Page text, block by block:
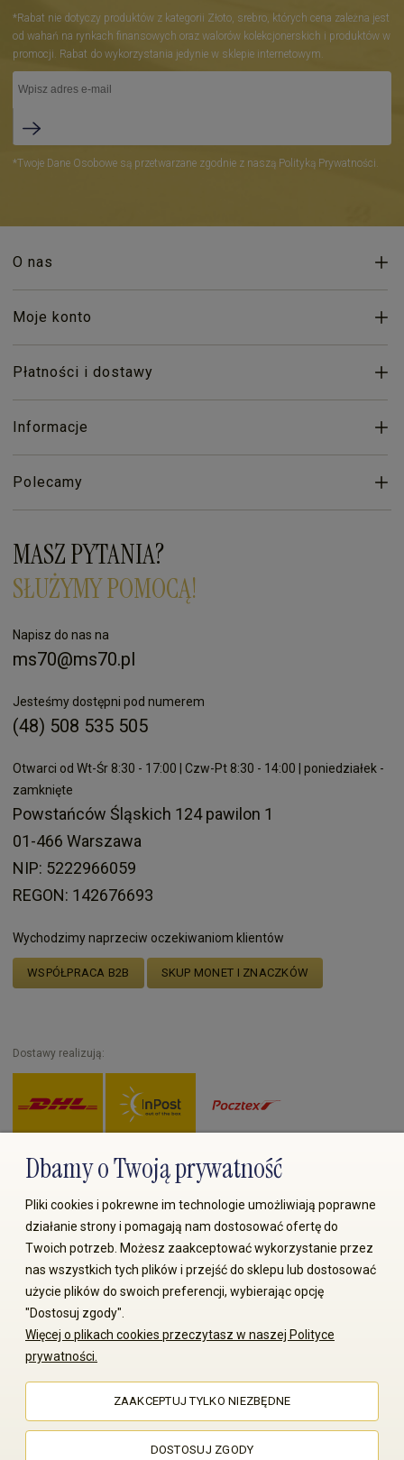
*Rabat nie dotyczy produktów z kategorii Złoto, srebro, których cena zależna jest
od wahań na rynkach finansowych oraz walorów kolekcjonerskich i produktów w
promocji. Rabat do wykorzystania jedynie w sklepie internetowym.
*Twoje Dane Osobowe są przetwarzane zgodnie z naszą Polityką Prywatności.
O nas
Moje konto
Płatności i dostawy
Informacje
Polecamy
MASZ PYTANIA?
SŁUŻYMY POMOCĄ!
Napisz do nas na
ms70@ms70.pl
Jesteśmy dostępni pod numerem
(48) 508 535 505
Otwarci od Wt-Śr 8:30 - 17:00 | Czw-Pt 8:30 - 14:00 | poniedziałek -
zamknięte
Powstańców Śląskich 124 pawilon 1
01-466 Warszawa
NIP: 5222966059
REGON: 142676693
Wychodzimy naprzeciw oczekiwaniom klientów
WSPÓŁPRACA B2B SKUP MONET I ZNACZKÓW
Dostawy realizują:
Zapłać przez:
© 2008-2026 MS70.pl / Ms70 Sp. z o.o. Wszelkie prawa
zastrzeżone. Kopiowanie treści i zdjęć bez zgody właściciela
zabronione
Sklep internetowy Shoper Premium
Dbamy o Twoją prywatność
Pliki cookies i pokrewne im technologie umożliwiają poprawne
działanie strony i pomagają nam dostosować ofertę do
Twoich potrzeb. Możesz zaakceptować wykorzystanie przez
nas wszystkich tych plików i przejść do sklepu lub dostosować
użycie plików do swoich preferencji, wybierając opcję
"Dostosuj zgody".
Więcej o plikach cookies przeczytasz w naszej Polityce
prywatności.
ZAAKCEPTUJ TYLKO NIEZBĘDNE
DOSTOSUJ ZGODY